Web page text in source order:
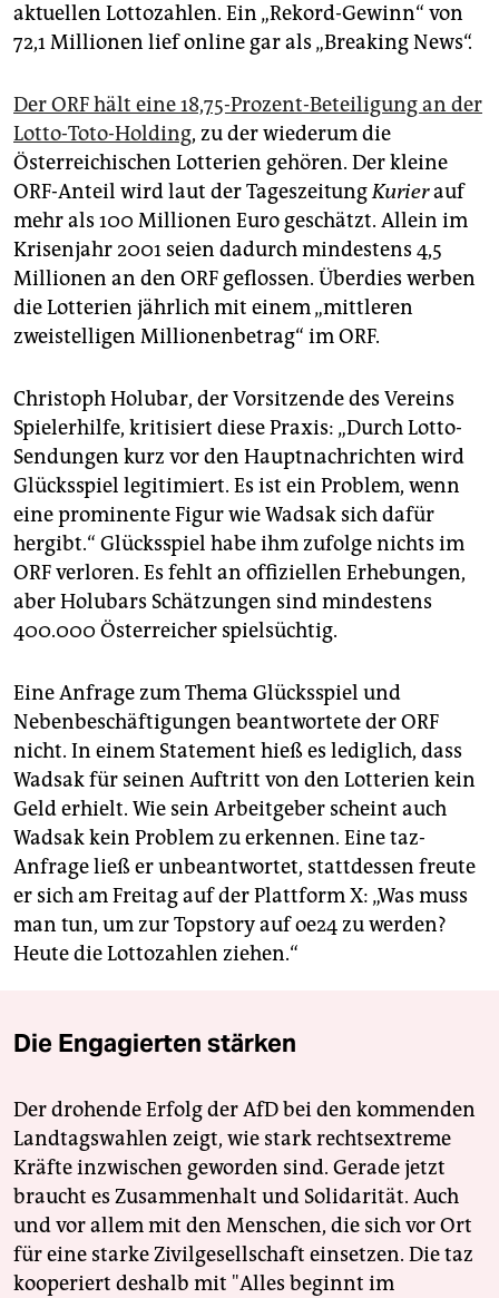
aktuellen Lottozahlen. Ein „Rekord-Gewinn“ von
72,1 Millionen lief online gar als „Breaking News“.
Der ORF hält eine 18,75-Prozent-Beteiligung an der
Lotto-Toto-Holding, zu der wiederum die
Österreichischen Lotterien gehören. Der kleine
ORF-Anteil wird laut der TageszeitungKurierauf
mehr als 100 Millionen Euro geschätzt. Allein im
Krisenjahr 2001 seien dadurch mindestens 4,5
Millionen an den ORF geflossen. Überdies werben
die Lotterien jährlich mit einem „mittleren
zweistelligen Millionenbetrag“ im ORF.
Christoph Holubar, der Vorsitzende des Vereins
Spielerhilfe, kritisiert diese Praxis: „Durch Lotto-
Sendungen kurz vor den Hauptnachrichten wird
Glücksspiel legitimiert. Es ist ein Problem, wenn
eine prominente Figur wie Wadsak sich dafür
hergibt.“ Glücksspiel habe ihm zufolge nichts im
ORF verloren. Es fehlt an offiziellen Erhebungen,
aber Holubars Schätzungen sind mindestens
400.000 Österreicher spielsüchtig.
Eine Anfrage zum Thema Glücksspiel und
Nebenbeschäftigungen beantwortete der ORF
nicht. In einem Statement hieß es lediglich, dass
Wadsak für seinen Auftritt von den Lotterien kein
Geld erhielt. Wie sein Arbeitgeber scheint auch
Wadsak kein Problem zu erkennen. Eine taz-
Anfrage ließ er unbeantwortet, stattdessen freute
er sich am Freitag auf der Plattform X: „Was muss
man tun, um zur Topstory auf oe24 zu werden?
Heute die Lottozahlen ziehen.“
Die Engagierten stärken
Der drohende Erfolg der AfD bei den kommenden
Landtagswahlen zeigt, wie stark rechtsextreme
Kräfte inzwischen geworden sind. Gerade jetzt
braucht es Zusammenhalt und Solidarität. Auch
und vor allem mit den Menschen, die sich vor Ort
für eine starke Zivilgesellschaft einsetzen. Die taz
kooperiert deshalb mit "Alles beginnt im